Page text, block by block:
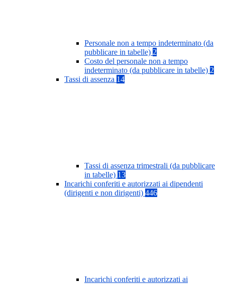
Personale non a tempo indeterminato (da
pubblicare in tabelle) 2
Costo del personale non a tempo
indeterminato (da pubblicare in tabelle) 2
Tassi di assenza 14
Tassi di assenza trimestrali (da pubblicare
in tabelle) 13
Incarichi conferiti e autorizzati ai dipendenti
(dirigenti e non dirigenti) 446
Incarichi conferiti e autorizzati ai